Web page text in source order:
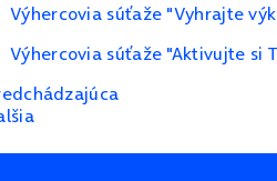
Výhercovia súťaže "Vyhrajte
Výhercovia súťaže "Aktivujte si